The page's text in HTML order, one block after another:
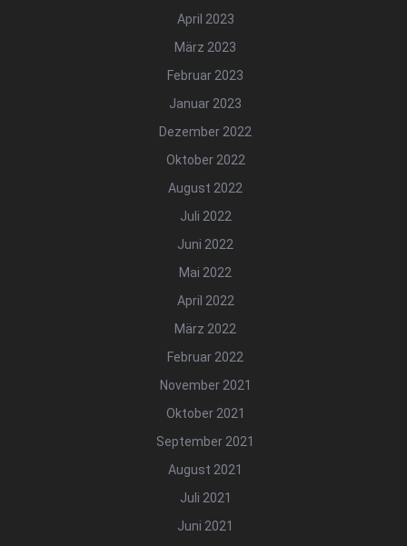
April 2023
März 2023
Februar 2023
Januar 2023
Dezember 2022
Oktober 2022
August 2022
Juli 2022
Juni 2022
Mai 2022
April 2022
März 2022
Februar 2022
November 2021
Oktober 2021
September 2021
August 2021
Juli 2021
Juni 2021